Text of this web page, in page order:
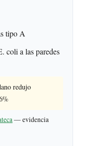
tipo A
coli a las paredes
redujo
— evidencia